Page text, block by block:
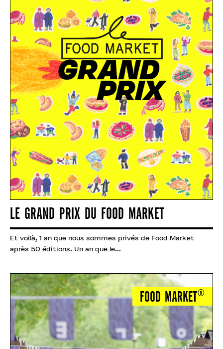
LE GRAND PRIX DU FOOD MARKET
Et voilà, 1 an que nous sommes privés de Food Market
après 50 éditions. Un an que le...
FOOD MARKET®